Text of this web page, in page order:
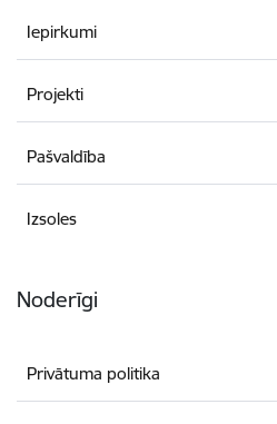
Iepirkumi
Projekti
Pašvaldība
Izsoles
Noderīgi
Privātuma politika